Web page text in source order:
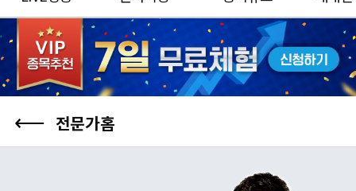
에
오
신
것
을
환
⟵ 전문가홈